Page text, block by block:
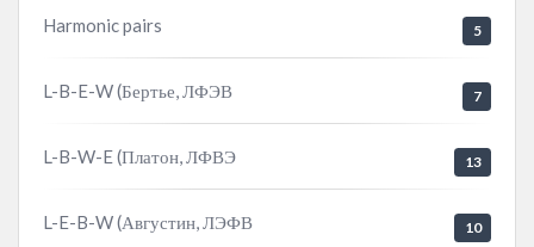
Harmonic pairs 5
L-B-E-W (Бертье, ЛФЭВ 7
L-B-W-E (Платон, ЛФВЭ 13
L-E-B-W (Августин, ЛЭФВ 10